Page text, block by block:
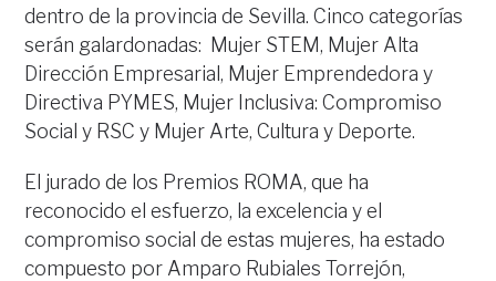
dentro de la provincia de Sevilla. Cinco categorías
serán galardonadas: Mujer STEM, Mujer Alta
Dirección Empresarial, Mujer Emprendedora y
Directiva PYMES, Mujer Inclusiva: Compromiso
Social y RSC y Mujer Arte, Cultura y Deporte.
El jurado de los Premios ROMA, que ha
reconocido el esfuerzo, la excelencia y el
compromiso social de estas mujeres, ha estado
compuesto por Amparo Rubiales Torrejón,